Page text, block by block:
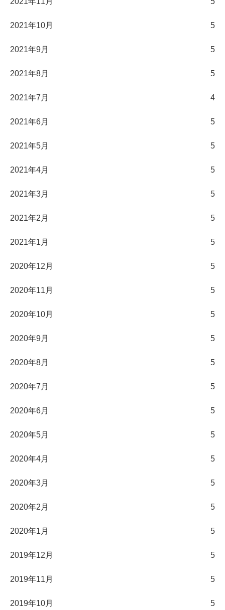
2021年10月 5
2021年9月 5
2021年8月 5
2021年7月 4
2021年6月 5
2021年5月 5
2021年4月 5
2021年3月 5
2021年2月 5
2021年1月 5
2020年12月 5
2020年11月 5
2020年10月 5
2020年9月 5
2020年8月 5
2020年7月 5
2020年6月 5
2020年5月 5
2020年4月 5
2020年3月 5
2020年2月 5
2020年1月 5
2019年12月 5
2019年11月 5
2019年10月 5